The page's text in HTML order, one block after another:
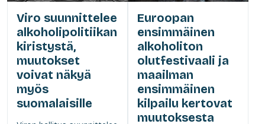
Viro suunnittelee
alkoholipolitiikan
kiristystä,
muutokset
voivat näkyä
myös
suomalaisille
Euroopan
ensimmäinen
alkoholiton
olutfestivaali ja
maailman
ensimmäinen
kilpailu kertovat
muutoksesta